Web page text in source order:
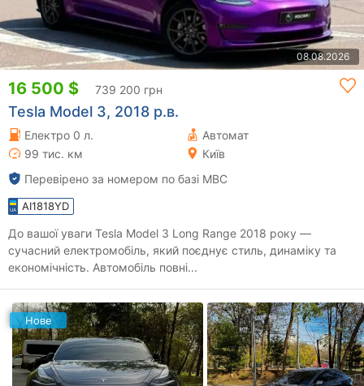
08.08.2026
16 500 $ 739 200 грн
Tesla Model 3, 2018 р.в.
Електро 0 л.
Автомат
99 тис. км
Київ
Перевірено за номером по базі МВС
AI1818YD
До вашої уваги Tesla Model 3 Long Range 2018 року —
сучасний електромобіль, який поєднує стиль, динаміку та
економічність. Автомобіль повні...
Нове